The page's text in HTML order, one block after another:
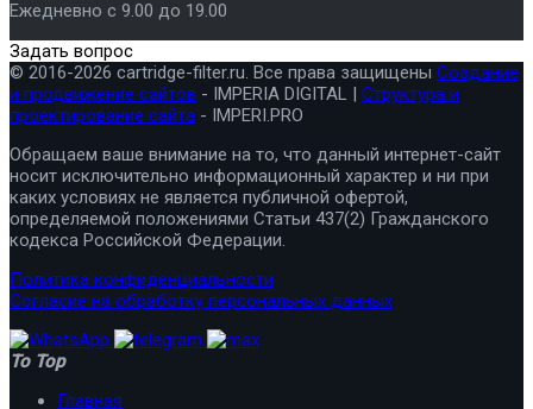
Ежедневно с 9.00 до 19.00
Задать вопрос
© 2016-2026 cartridge-filter.ru. Все права защищены Создание
и продвижение сайтов - IMPERIA DIGITAL | Структура и
проектирование сайта - IMPERI.PRO
Обращаем ваше внимание на то, что данный интернет-сайт
носит исключительно информационный характер и ни при
каких условиях не является публичной офертой,
определяемой положениями Статьи 437(2) Гражданского
кодекса Российской Федерации.
Политика конфиденциальности
Согласие на обработку персональных данных
To Top
Главная